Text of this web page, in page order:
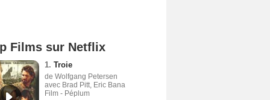
Films sur Netflix
1. Troie
de Wolfgang Petersen
avec Brad Pitt, Eric Bana
Film - Péplum